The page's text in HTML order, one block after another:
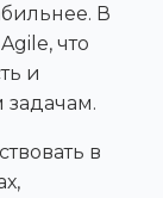
В
что
и
задачам.
в